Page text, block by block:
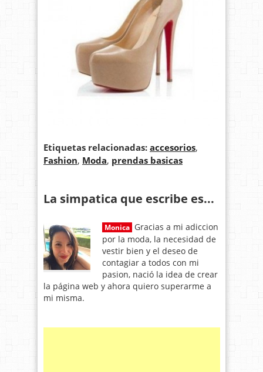
Etiquetas relacionadas: accesorios,
Fashion, Moda, prendas basicas
La simpatica que escribe es...
Monica Gracias a mi adiccion
por la moda, la necesidad de
vestir bien y el deseo de
contagiar a todos con mi
pasion, nació la idea de crear
la página web y ahora quiero superarme a
mi misma.